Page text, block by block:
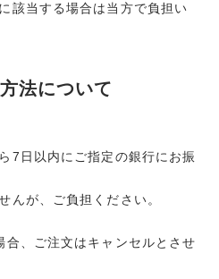
該当する場合は当方で負担い
法について
7日以内にご指定の銀行にお振
んが、ご負担ください。
、ご注文はキャンセルとさせ